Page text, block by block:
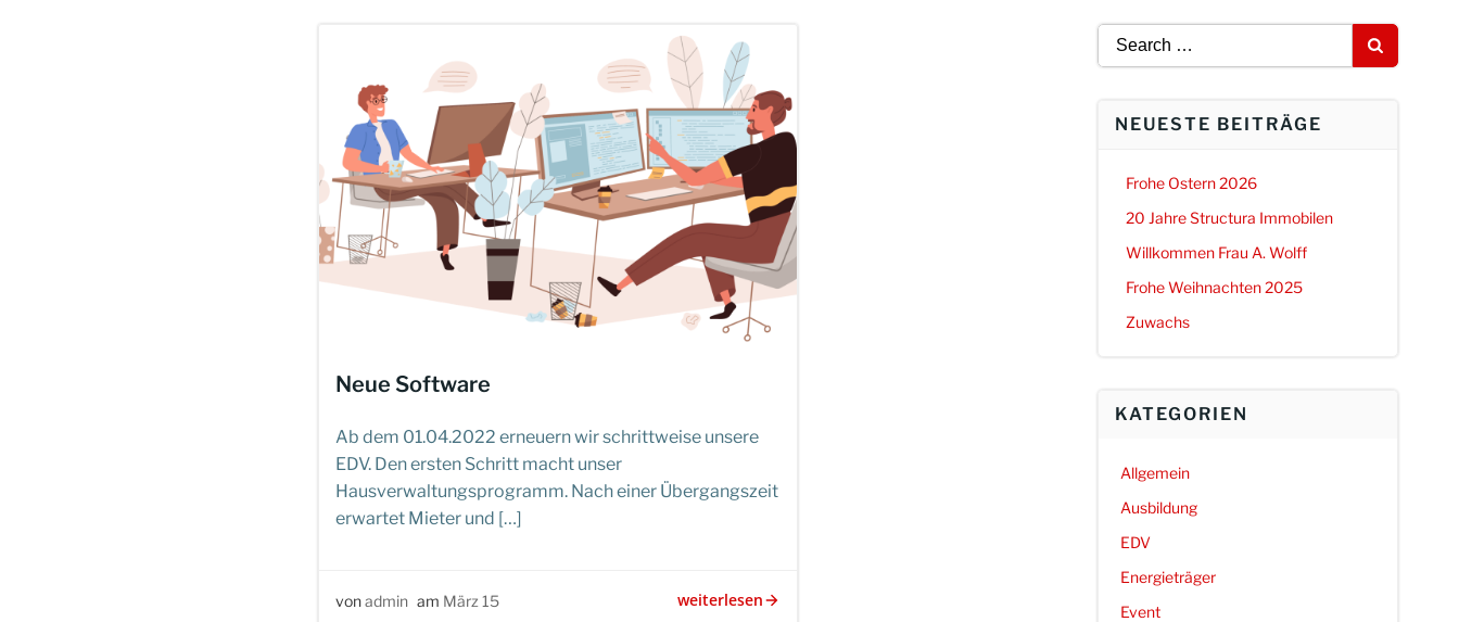
Neue Software
Ab dem 01.04.2022 erneuern wir schrittweise unsere
EDV. Den ersten Schritt macht unser
Hausverwaltungsprogramm. Nach einer Übergangszeit
erwartet Mieter und […]
vonadmin am März 15 weiterlesen
Search
for:
NEUESTE BEITRÄGE
Frohe Ostern 2026
20 Jahre Structura Immobilen
Willkommen Frau A. Wolff
Frohe Weihnachten 2025
Zuwachs
KATEGORIEN
Allgemein
Ausbildung
EDV
Energieträger
Event